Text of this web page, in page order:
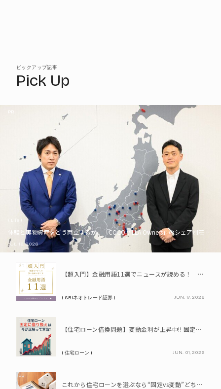
ピックアップ記事
Pick Up
PR
体験と実物資産をどう両立するか。「COCO VILLA Owners」のシェア別荘とい
JUL. 16, 2026
PR
【超入門】金融用語11選でニュースが読める！ 知識ゼロからの賢い資産の育て方
( SBIネオトレード証券 ) JUN. 17, 2026
【住宅ローン借換問題】変動金利が上昇中!! 固定に借り換えるなら今が正解って本当? シミュレーションで比較してみよう
( 住宅ローン ) JUN. 01, 2026
PR
これから住宅ローンを選ぶなら“固定vs変動”どちらが正解? 9割が利用したいと答えた「いま決めなくてもいい」ローンとは!?